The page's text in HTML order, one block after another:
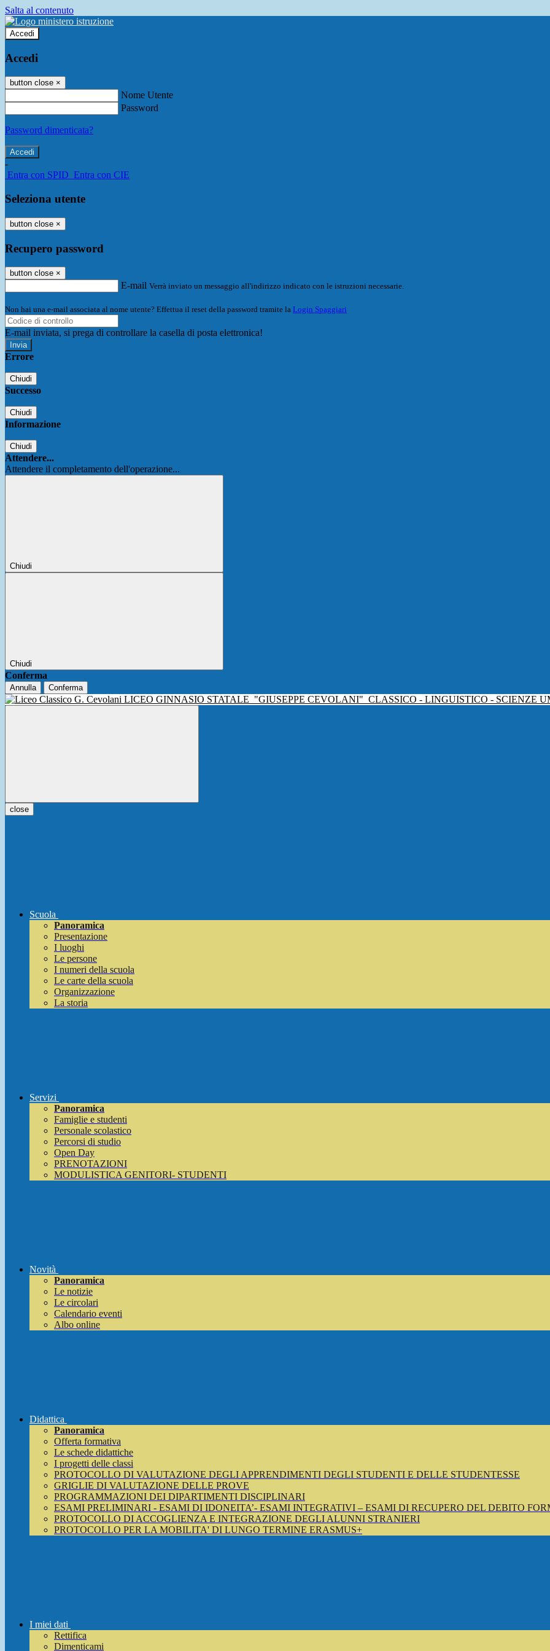
Salta al contenuto
Accedi
Accedi
button close ×
Nome Utente
Password
Password dimenticata?
-
Entra con SPID Entra con CIE
Seleziona utente
button close ×
Recupero password
button close ×
E-mail Verrà inviato un messaggio all'indirizzo indicato con le istruzioni necessarie.
Non hai una e-mail associata al nome utente? Effettua il reset della password tramite la Login Spaggiari
E-mail inviata, si prega di controllare la casella di posta elettronica!
Errore
Chiudi
Successo
Chiudi
Informazione
Chiudi
Attendere...
Attendere il completamento dell'operazione...
Chiudi
Chiudi
Conferma
Annulla Conferma
LICEO GINNASIO STATALE "GIUSEPPE CEVOLANI" CLASSICO - LINGUISTICO - SCIENZE
close
Scuola
Panoramica
Presentazione
I luoghi
Le persone
I numeri della scuola
Le carte della scuola
Organizzazione
La storia
Servizi
Panoramica
Famiglie e studenti
Personale scolastico
Percorsi di studio
Open Day
PRENOTAZIONI
MODULISTICA GENITORI- STUDENTI
Novità
Panoramica
Le notizie
Le circolari
Calendario eventi
Albo online
Didattica
Panoramica
Offerta formativa
Le schede didattiche
I progetti delle classi
PROTOCOLLO DI VALUTAZIONE DEGLI APPRENDIMENTI DEGLI STUDENTI E DELLE STUDENTESSE
GRIGLIE DI VALUTAZIONE DELLE PROVE
PROGRAMMAZIONI DEI DIPARTIMENTI DISCIPLINARI
ESAMI PRELIMINARI - ESAMI DI IDONEITA’- ESAMI INTEGRATIVI – ESAMI DI RECUPERO DEL DEBITO
PROTOCOLLO DI ACCOGLIENZA E INTEGRAZIONE DEGLI ALUNNI STRANIERI
PROTOCOLLO PER LA MOBILITA' DI LUNGO TERMINE ERASMUS+
I miei dati
Rettifica
Dimenticami